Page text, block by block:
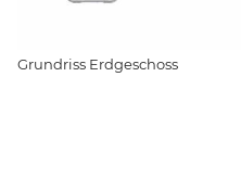
Grundriss Erdgeschoss